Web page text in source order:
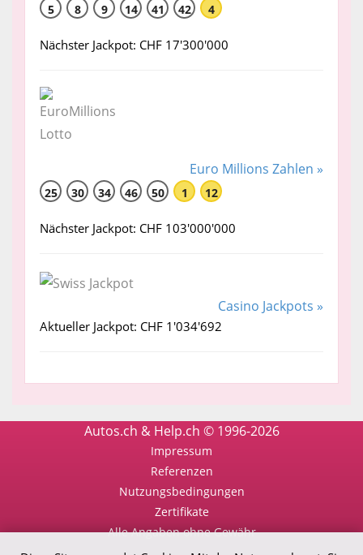
5 8 9 14 41 42 4
Nächster Jackpot: CHF 17'300'000
Euro Millions Zahlen »
25 30 34 46 50 1 12
Nächster Jackpot: CHF 103'000'000
Casino Jackpots »
Aktueller Jackpot: CHF 1'034'692
Autos.ch & Help.ch © 1996-2026
Impressum
Referenzen
Nutzungsbedingungen
Zertifikate
Alle Angaben ohne Gewähr